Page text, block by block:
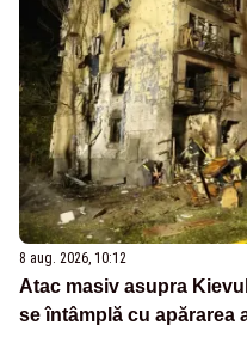
8 aug. 2026, 10:12
Atac masiv asupra
se întâmplă cu apărarea